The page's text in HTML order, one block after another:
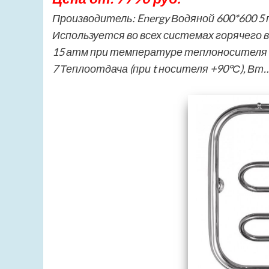
Производитель: Energy Водяной 600*600
Используется во всех системах
15 атм при температуре
7 Теплоотдача (при t носителя +90°С),